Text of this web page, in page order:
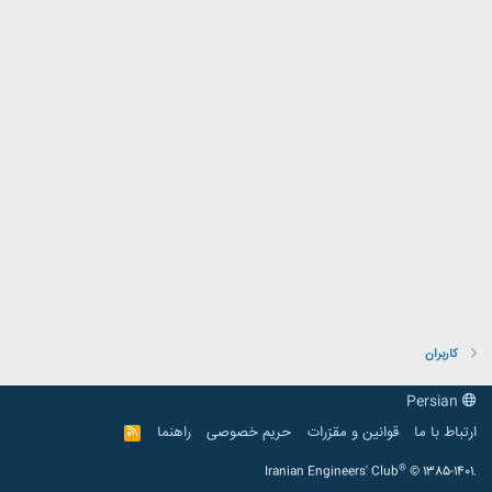
کاربران
ارتباط با ما
قوانین و مقرّرات حریم خصوصی راهنما
R
S
Iranian Engineers' Club® © 1385-1401.